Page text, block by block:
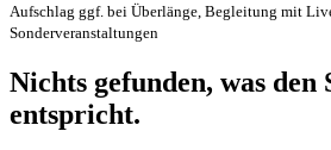
Aufschlag ggf. bei Überlänge, Begleitung mit
Sonderveranstaltungen
Nichts gefunden, was
entspricht.